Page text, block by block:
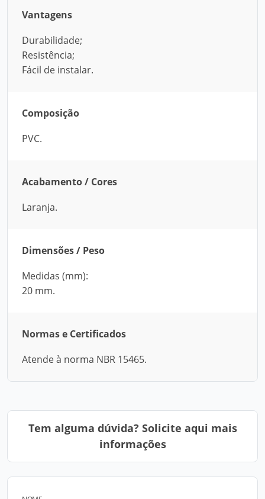
Vantagens
Durabilidade;
Resistência;
Fácil de instalar.
Composição
PVC.
Acabamento / Cores
Laranja.
Dimensões / Peso
Medidas (mm):
20 mm.
Normas e Certificados
Atende à norma NBR 15465.
Tem alguma dúvida? Solicite aqui mais
informações